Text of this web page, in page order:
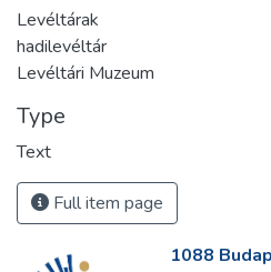
Levéltárak
hadilevéltár
Levéltári Muzeum
Type
Text
Full item page
1088